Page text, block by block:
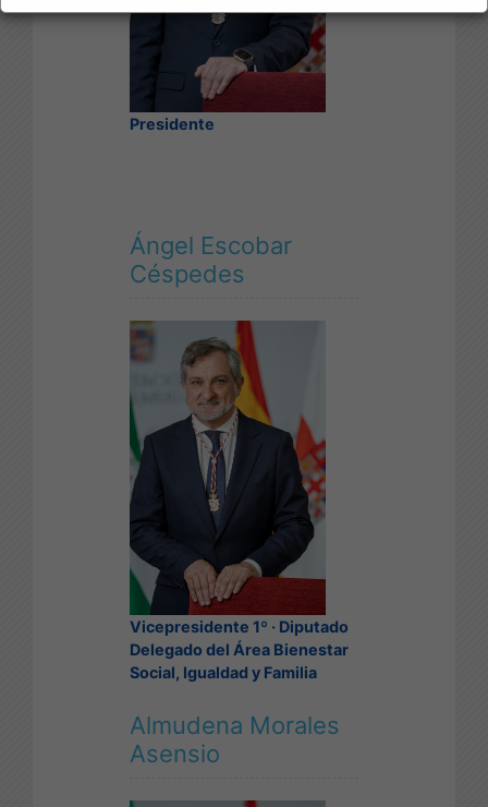
Presidente
Ángel Escobar
Céspedes
Vicepresidente 1º · Diputado
Delegado del Área Bienestar
Social, Igualdad y Familia
Almudena Morales
Asensio